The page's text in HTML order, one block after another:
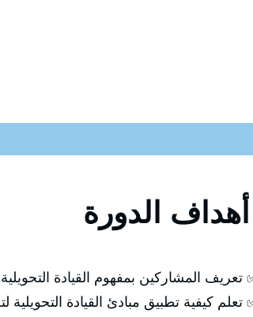
تعريف المشاركين بمفهوم القيادة التحويلية
تعلم كيفية تطبيق مبادئ القيادة التحويلية